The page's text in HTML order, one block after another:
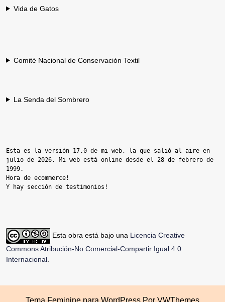
Vida de Gatos
Comité Nacional de Conservación Textil
La Senda del Sombrero
Esta es la versión 17.0 de mi web, la que salió al aire en
julio de 2026. Mi web está online desde el 28 de febrero de
1999.
Hora de ecommerce!
Y hay sección de testimonios!
Esta obra está bajo una Licencia Creative
Commons Atribución-No Comercial-Compartir Igual 4.0
Internacional
Tema Feminine para WordPress Por VWThemes